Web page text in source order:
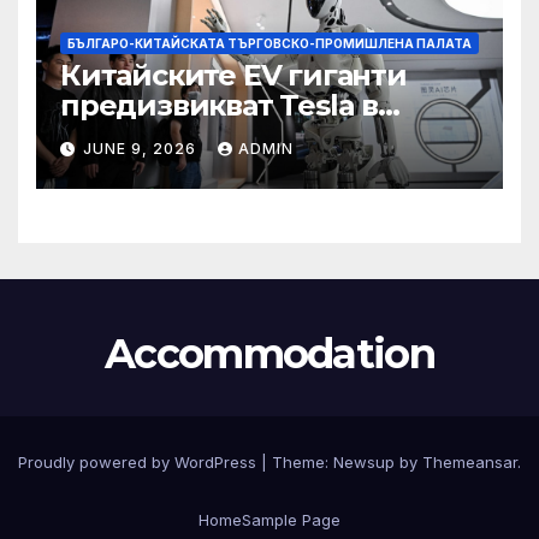
БЪЛГАРО-КИТАЙСКАТА ТЪРГОВСКО-ПРОМИШЛЕНА ПАЛАТА
Китайските EV гиганти
предизвикват Tesla в
надпреварата за
комерсиализиране на
хуманоидни роботи
JUNE 9, 2026 ADMIN
Accommodation
Proudly powered by WordPress Theme: Newsup by Themeansar.
HomeSample Page